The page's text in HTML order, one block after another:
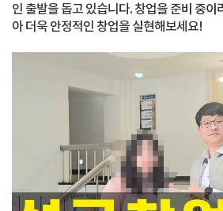
인 출발을 돕고 있습니다. 창업을 준비 중
아 더욱 안정적인 창업을 실현해보세요!